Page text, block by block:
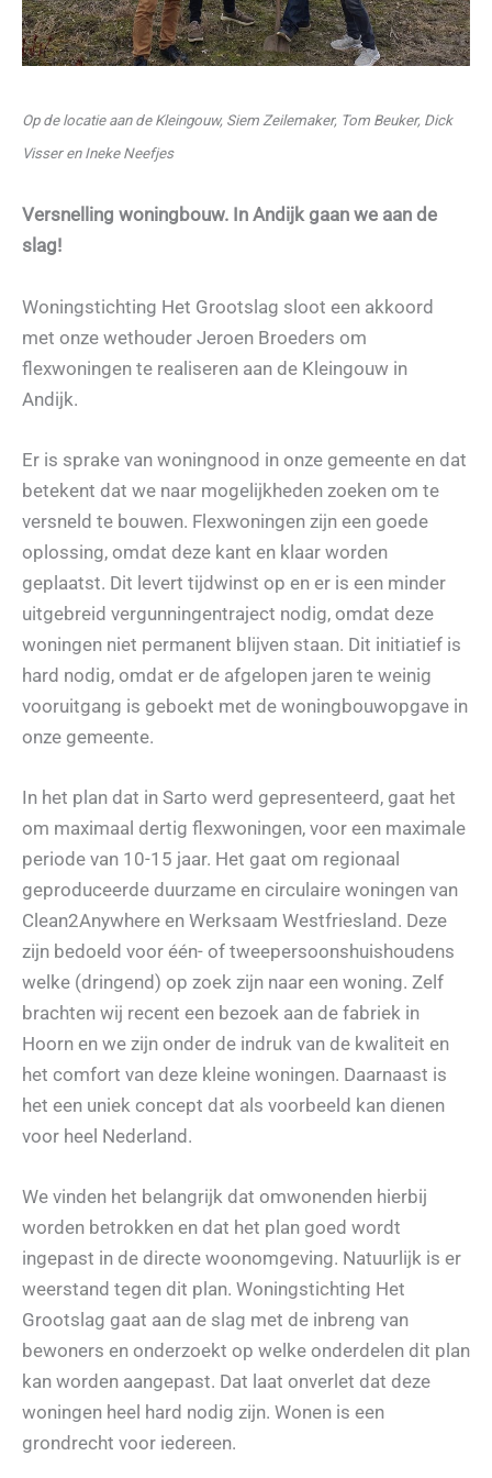
Op de locatie aan de Kleingouw, Siem Zeilemaker, Tom Beuker, Dick
Visser en Ineke Neefjes
Versnelling woningbouw. In Andijk gaan we aan de
slag!
Woningstichting Het Grootslag sloot een akkoord
met onze wethouder Jeroen Broeders om
flexwoningen te realiseren aan de Kleingouw in
Andijk.
Er is sprake van woningnood in onze gemeente en dat
betekent dat we naar mogelijkheden zoeken om te
versneld te bouwen. Flexwoningen zijn een goede
oplossing, omdat deze kant en klaar worden
geplaatst. Dit levert tijdwinst op en er is een minder
uitgebreid vergunningentraject nodig, omdat deze
woningen niet permanent blijven staan. Dit initiatief is
hard nodig, omdat er de afgelopen jaren te weinig
vooruitgang is geboekt met de woningbouwopgave in
onze gemeente.
In het plan dat in Sarto werd gepresenteerd, gaat het
om maximaal dertig flexwoningen, voor een maximale
periode van 10-15 jaar. Het gaat om regionaal
geproduceerde duurzame en circulaire woningen van
Clean2Anywhere en Werksaam Westfriesland. Deze
zijn bedoeld voor één- of tweepersoonshuishoudens
welke (dringend) op zoek zijn naar een woning. Zelf
brachten wij recent een bezoek aan de fabriek in
Hoorn en we zijn onder de indruk van de kwaliteit en
het comfort van deze kleine woningen. Daarnaast is
het een uniek concept dat als voorbeeld kan dienen
voor heel Nederland.
We vinden het belangrijk dat omwonenden hierbij
worden betrokken en dat het plan goed wordt
ingepast in de directe woonomgeving. Natuurlijk is er
weerstand tegen dit plan. Woningstichting Het
Grootslag gaat aan de slag met de inbreng van
bewoners en onderzoekt op welke onderdelen dit plan
kan worden aangepast. Dat laat onverlet dat deze
woningen heel hard nodig zijn. Wonen is een
grondrecht voor iedereen.